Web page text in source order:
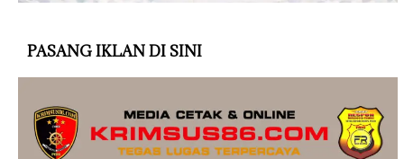
PASANG IKLAN DI SINI